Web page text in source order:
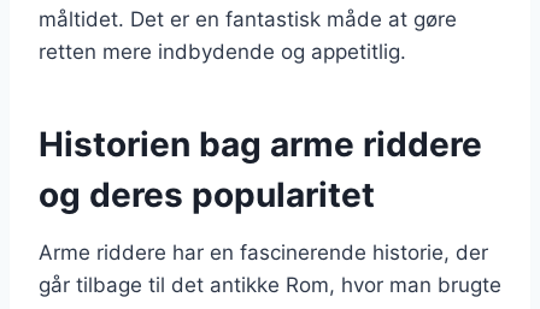
måltidet. Det er en fantastisk måde at gøre
retten mere indbydende og appetitlig.
Historien bag arme riddere
og deres popularitet
Arme riddere har en fascinerende historie, der
går tilbage til det antikke Rom, hvor man brugte